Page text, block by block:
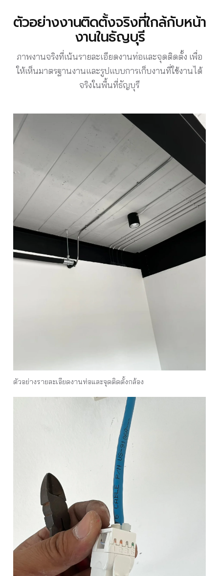
ตัวอย่างงานติดตั้งจริงที่ใกล้กับหน้า
งานในธัญบุรี
ภาพงานจริงที่เน้นรายละเอียดงานท่อและจุดติดตั้ง เพื่อ
ให้เห็นมาตรฐานงานและรูปแบบการเก็บงานที่ใช้งานได้
จริงในพื้นที่ธัญบุรี
ตัวอย่างรายละเอียดงานท่อและจุดติดตั้งกล้อง